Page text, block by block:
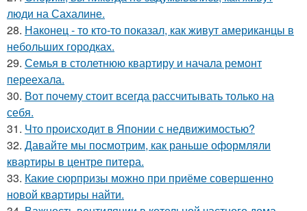
люди на Сахалине.
28. Наконец - то кто-то показал, как живут американцы в
небольших городках.
29. Семья в столетнюю квартиру и начала ремонт
переехала.
30. Вот почему стоит всегда рассчитывать только на
себя.
31. Что происходит в Японии с недвижимостью?
32. Давайте мы посмотрим, как раньше оформляли
квартиры в центре питера.
33. Какие сюрпризы можно при приёме совершенно
новой квартиры найти.